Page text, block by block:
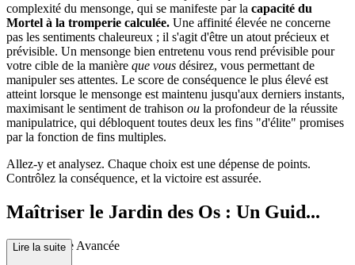
complexité du mensonge, qui se manifeste par la capacité du
Mortel à la tromperie calculée. Une affinité élevée ne concerne
pas les sentiments chaleureux ; il s'agit d'être un atout précieux et
prévisible. Un mensonge bien entretenu vous rend prévisible pour
votre cible de la manière que vous désirez, vous permettant de
manipuler ses attentes. Le score de conséquence le plus élevé est
atteint lorsque le mensonge est maintenu jusqu'aux derniers instants,
maximisant le sentiment de trahison ou la profondeur de la réussite
manipulatrice, qui débloquent toutes deux les fins "d'élite" promises
par la fonction de fins multiples.
Allez-y et analysez. Chaque choix est une dépense de points.
Contrôlez la conséquence, et la victoire est assurée.
Maîtriser le Jardin des Os : Un Guid...
e de Stratégie Avancée
Lire la suite